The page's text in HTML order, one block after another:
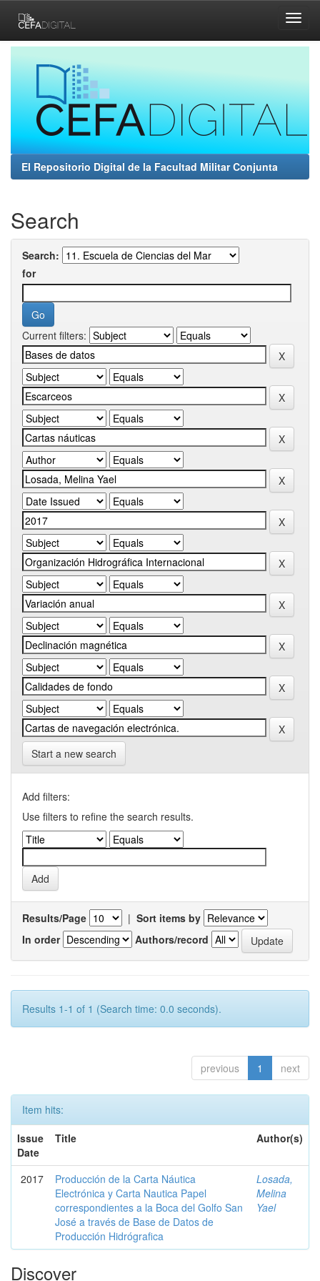
navigation
El Repositorio Digital de la Facultad Militar Conjunta
Search
Search:
for
Current filters:
Start a new search
Add filters:
Use filters to refine the search results.
Results/Page | Sort items by
In order
Authors/record
Results 1-1 of 1 (Search time: 0.0 seconds).
previous 1 next
Item hits:
Issue
Date
Title Author(s)
2017
Producción de la Carta Náutica
Electrónica y Carta Nautica Papel
correspondientes a la Boca del Golfo San
José a través de Base de Datos de
Producción Hidrógrafica
Losada,
Melina
Yael
Discover